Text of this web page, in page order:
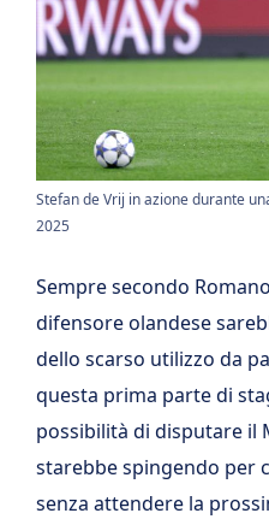
Stefan de Vrij in azione durante
2025
Sempre secondo
difensore olandese
dello scarso utilizzo da
questa prima parte di
possibilità di disputare il
starebbe spingendo per
senza attendere la